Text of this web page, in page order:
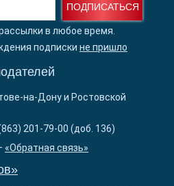
ПОДПИСАТЬСЯ
в любое время.
подписки не пришло
на-Дону и Ростовской
201-79-00 (доб. 136)
«Обратная связь»